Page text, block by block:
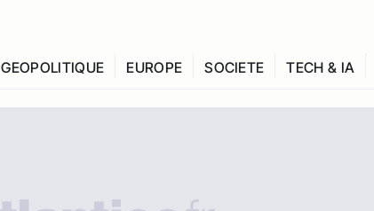
GEOPOLITIQUE EUROPE SOCIETE TECH & IA